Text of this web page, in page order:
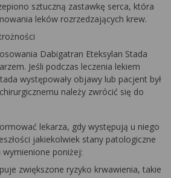
sztuczną zastawkę serca, która
leków rozrzedzających krew.
Dabigatran Eteksylan Stada
Jeśli podczas leczenia lekiem
występowały objawy lub pacjent był
należy zwrócić się do
lekarza, gdy występują u niego
jakiekolwiek stany patologiczne
wymienione poniżej:
zwiększone ryzyko krwawienia, takie